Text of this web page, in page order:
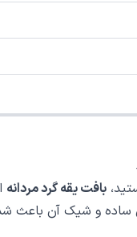
بافت یقه گرد مردانه
و شیک آن باعث شده